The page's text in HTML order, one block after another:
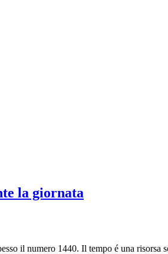
la giornata
il numero 1440. Il tempo é una